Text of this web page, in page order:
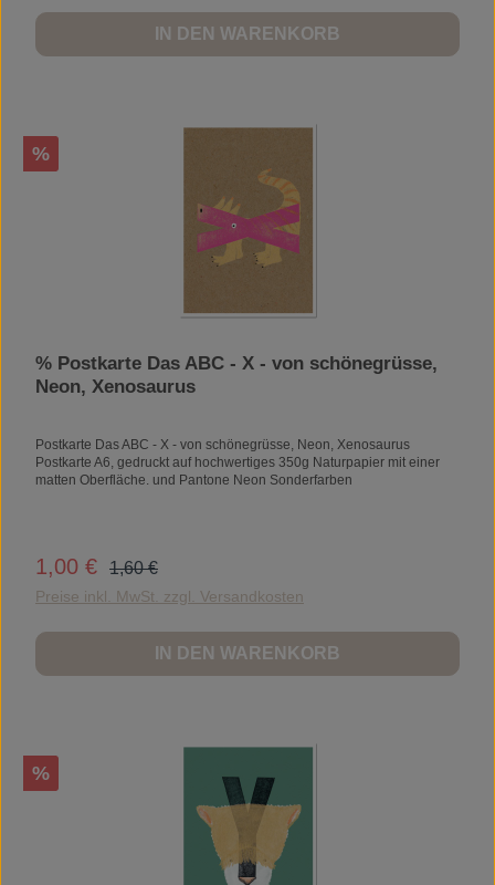
IN DEN WARENKORB
Rabatt
%
% Postkarte Das ABC - X - von schönegrüsse,
Neon, Xenosaurus
Postkarte Das ABC - X - von schönegrüsse, Neon, Xenosaurus
Postkarte A6, gedruckt auf hochwertiges 350g Naturpapier mit einer
matten Oberfläche. und Pantone Neon Sonderfarben
Verkaufspreis:
1,00 € Regulärer Preis:
1,60 €
Preise inkl. MwSt. zzgl. Versandkosten
IN DEN WARENKORB
Rabatt
%